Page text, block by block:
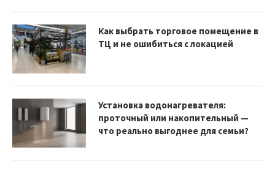
Как выбрать торговое помещение в
ТЦ и не ошибиться с локацией
Установка водонагревателя:
проточный или накопительный —
что реально выгоднее для семьи?